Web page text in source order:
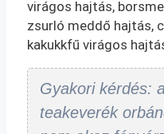
virágos hajtás,
zsurló meddő hajtás,
kakukkfű virágos
Gyakori kérdés:
teakeverék